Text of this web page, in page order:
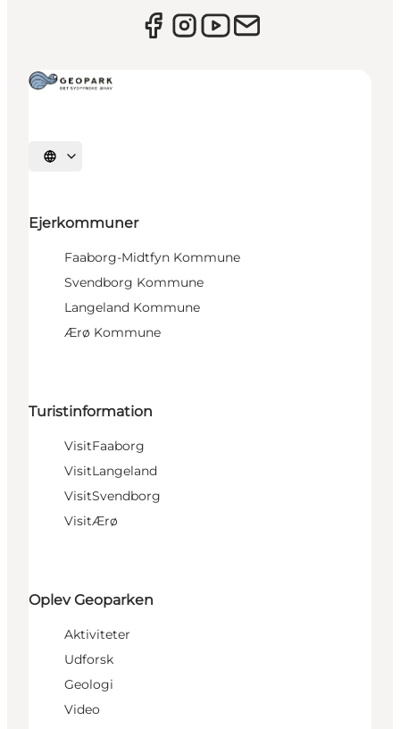
Vælg sprog
Ejerkommuner
Faaborg-Midtfyn Kommune
Svendborg Kommune
Langeland Kommune
Ærø Kommune
Turistinformation
VisitFaaborg
VisitLangeland
VisitSvendborg
VisitÆrø
Oplev Geoparken
Aktiviteter
Udforsk
Geologi
Video